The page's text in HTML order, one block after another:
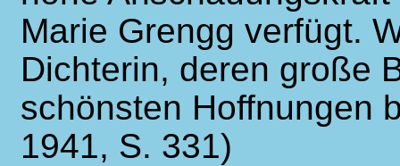
Marie Grengg verfügt.
Dichterin, deren große
schönsten Hoffnungen
1941, S. 331)